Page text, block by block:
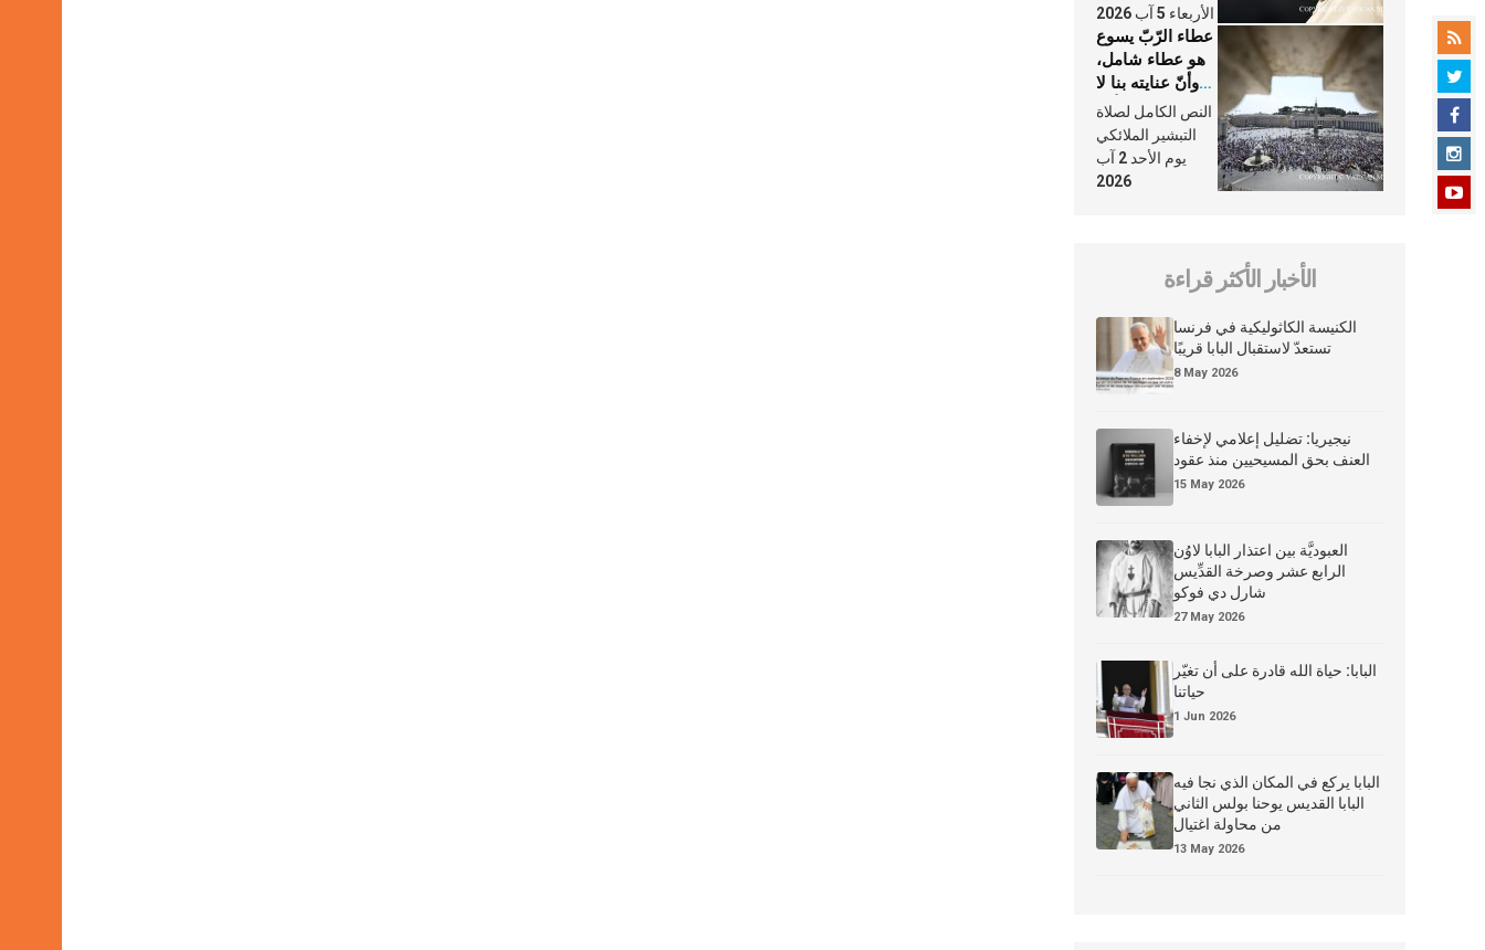
الأربعاء 5 آب 2026
عطاء الرّبّ يسوع
هو عطاء شامل،
وأنّ عنايته بنا لا
تغيب عنّا أبدًا
النص الكامل لصلاة
التبشير الملائكي
يوم الأحد 2 آب
2026
الأخبار الأكثر قراءة
الكنيسة الكاثوليكية في فرنسا
تستعدّ لاستقبال البابا قريبًا
8 May 2026
نيجيريا: تضليل إعلامي لإخفاء
العنف بحق المسيحيين منذ عقود
15 May 2026
العبوديَّة بين اعتذار البابا لاوُن
الرابع عشر وصرخة القدِّيس
شارل دي فوكو
27 May 2026
البابا: حياة الله قادرة على أن تغيّر
حياتنا
1 Jun 2026
البابا يركع في المكان الذي نجا فيه
البابا القديس يوحنا بولس الثاني
من محاولة اغتيال
13 May 2026